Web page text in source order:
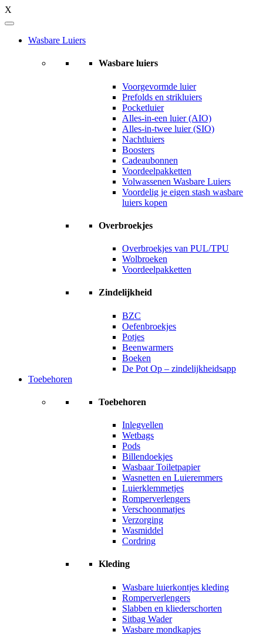
X
Wasbare Luiers
Wasbare luiers
Voorgevormde luier
Prefolds en strikluiers
Pocketluier
Alles-in-een luier (AIO)
Alles-in-twee luier (SIO)
Nachtluiers
Boosters
Cadeaubonnen
Voordeelpakketten
Volwassenen Wasbare Luiers
Voordelig je eigen stash wasbare
luiers kopen
Overbroekjes
Overbroekjes van PUL/TPU
Wolbroeken
Voordeelpakketten
Zindelijkheid
BZC
Oefenbroekjes
Potjes
Beenwarmers
Boeken
De Pot Op – zindelijkheidsapp
Toebehoren
Toebehoren
Inlegvellen
Wetbags
Pods
Billendoekjes
Wasbaar Toiletpapier
Wasnetten en Luieremmers
Luierklemmetjes
Romperverlengers
Verschoonmatjes
Verzorging
Wasmiddel
Cordring
Kleding
Wasbare luierkontjes kleding
Romperverlengers
Slabben en kliederschorten
Sitbag Wader
Wasbare mondkapjes